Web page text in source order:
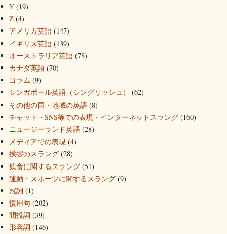
Y (19)
Z (4)
アメリカ英語 (147)
イギリス英語 (139)
オーストラリア英語 (78)
カナダ英語 (70)
コラム (9)
シンガポール英語（シングリッシュ）
(62)
その他の国・地域の英語 (8)
チャット・SNS等での表現・インターネットスラング (160)
ニュージーランド英語 (28)
メディアでの表現 (4)
挨拶のスラング (28)
飲食に関するスラング (51)
運動・スポーツに関するスラング (9)
冠詞 (1)
慣用句 (202)
間投詞 (39)
形容詞 (146)